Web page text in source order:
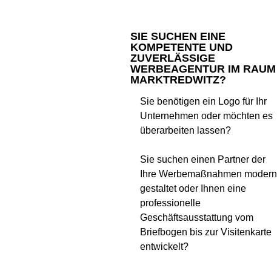
SIE SUCHEN EINE
KOMPETENTE UND
ZUVERLÄSSIGE
WERBEAGENTUR IM RAUM
MARKTREDWITZ?
Sie benötigen ein Logo für Ihr
Unternehmen oder möchten es
überarbeiten lassen?
Sie suchen einen Partner der
Ihre Werbemaßnahmen modern
gestaltet oder Ihnen eine
professionelle
Geschäftsausstattung vom
Briefbogen bis zur Visitenkarte
entwickelt?